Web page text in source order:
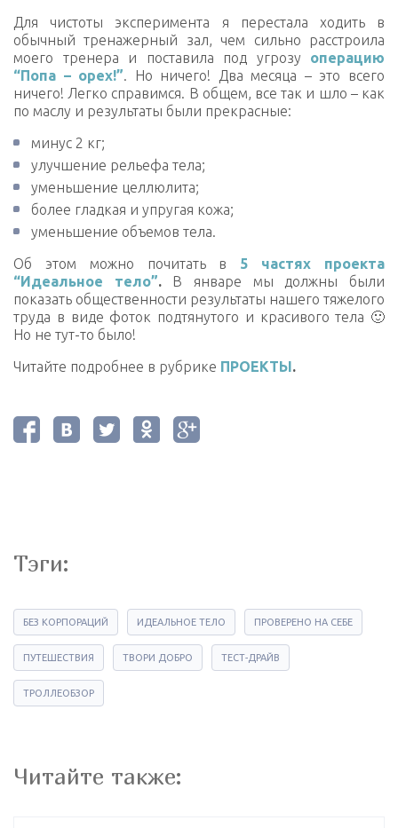
Для чистоты эксперимента я перестала ходить в
обычный тренажерный зал, чем сильно расстроила
моего тренера и поставила под угрозу операцию
“Попа – орех!”. Но ничего! Два месяца – это всего
ничего! Легко справимся. В общем, все так и шло – как
по маслу и результаты были прекрасные:
минус 2 кг;
улучшение рельефа тела;
уменьшение целлюлита;
более гладкая и упругая кожа;
уменьшение объемов тела.
Об этом можно почитать в 5 частях проекта
“Идеальное тело”.В январе мы должны были
показать общественности результаты нашего тяжелого
труда в виде фоток подтянутого и красивого тела 🙂
Но не тут-то было!
Читайте подробнее в рубрике ПРОЕКТЫ.
Тэги:
БЕЗ КОРПОРАЦИЙ ИДЕАЛЬНОЕ ТЕЛО ПРОВЕРЕНО НА СЕБЕ
ПУТЕШЕСТВИЯ ТВОРИ ДОБРО ТЕСТ-ДРАЙВ
ТРОЛЛЕОБЗОР
Читайте также: